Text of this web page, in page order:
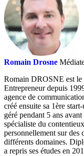
Romain Drosne
Romain DROSNE est le
Entrepreneur depuis
agence de
créé ensuite sa 1ère
géré pendant 5 ans
spécialiste du
personnellement sur des
différents domaines.
a repris ses études en